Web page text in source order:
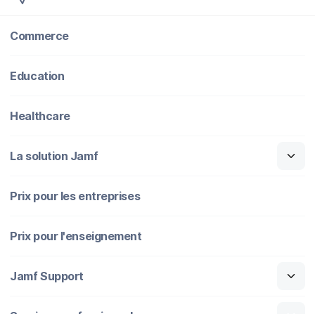
Commerce
Education
Healthcare
La solution Jamf
Prix pour les entreprises
Prix pour l'enseignement
Jamf Support